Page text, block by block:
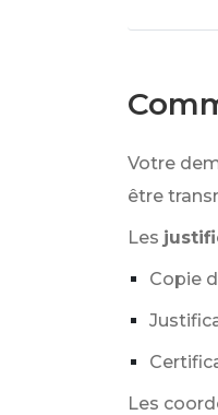
Votre
être
Les
Copie
Les